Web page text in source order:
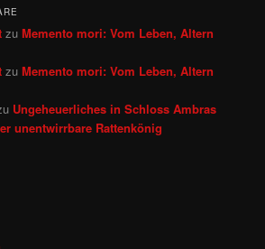
zuMemento mori: Vom Leben, Altern
zuMemento mori: Vom Leben, Altern
Ungeheuerliches in Schloss Ambras
unentwirrbare Rattenkönig